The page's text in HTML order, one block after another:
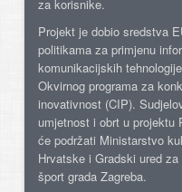
za korisnike.
Projekt je dobio sredstva
politikama za primjenu
komunikacijskih
Okvirnog programa za
inovativnost (CIP).
umjetnost i obrt u projektu
će podržati Ministarstvo
Hrvatske i Gradski ured
šport grada Zagreba.